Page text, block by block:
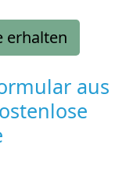
erhalten
aus